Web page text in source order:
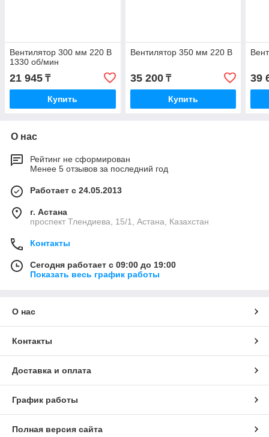
Вентилятор 300 мм 220 В
1330 об/мин
21 945 ₸
Купить
Вентилятор 350 мм 220 В
35 200₸
Купить
39
О нас
Рейтинг не сформирован
Менее 5 отзывов за последний год
Работает с 24.05.2013
г. Астана
проспект Тлендиева, 15/1, Астана, Казахстан
Контакты
Сегодня работает с 09:00 до 19:00
Показать весь график работы
О нас
Контакты
Доставка и оплата
График работы
Полная версия сайта